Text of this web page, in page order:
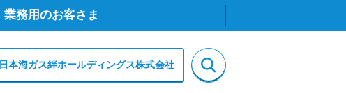
業務用のお客さま
日本海ガス絆ホールディングス株式会社